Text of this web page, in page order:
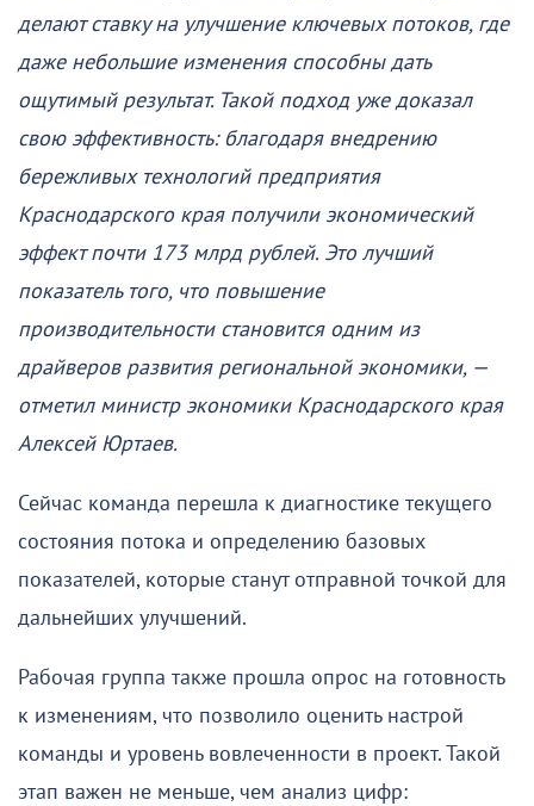
делают ставку на улучшение ключевых потоков, где
даже небольшие изменения способны дать
ощутимый результат. Такой подход уже доказал
свою эффективность: благодаря внедрению
бережливых технологий предприятия
Краснодарского края получили экономический
эффект почти 173 млрд рублей. Это лучший
показатель того, что повышение
производительности становится одним из
драйверов развития региональной экономики, —
отметил министр экономики Краснодарского края
Алексей Юртаев.
Сейчас команда перешла к диагностике текущего
состояния потока и определению базовых
показателей, которые станут отправной точкой для
дальнейших улучшений.
Рабочая группа также прошла опрос на готовность
к изменениям, что позволило оценить настрой
команды и уровень вовлеченности в проект. Такой
этап важен не меньше, чем анализ цифр: